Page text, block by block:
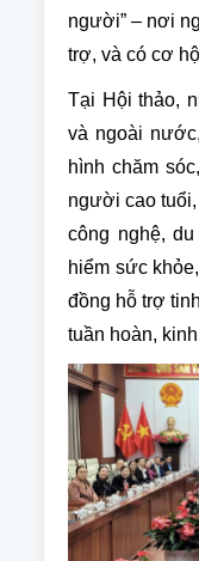
người” – nơi
trợ, và có cơ
Tại Hội thảo,
và ngoài
hình chăm
người cao
công nghệ,
hiểm sức
đồng hỗ trợ
tuần hoàn,